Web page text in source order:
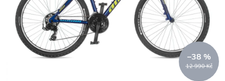
12 990 Kč
–38 %